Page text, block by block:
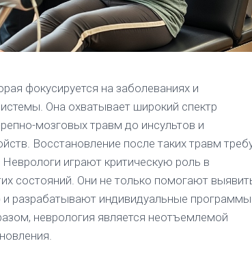
фокусируется на заболеваниях и
Она охватывает широкий спектр
мозговых травм до инсультов и
Восстановление после таких травм
Неврологи играют критическую роль в
состояний. Они не только помогают
и разрабатывают индивидуальные программы
неврология является неотъемлемой